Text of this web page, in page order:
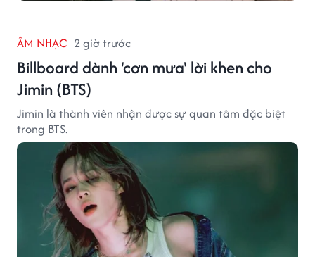
ÂM NHẠC 2 giờ trước
Billboard dành 'cơn mưa' lời khen cho
Jimin (BTS)
Jimin là thành viên nhận được sự quan tâm đặc biệt
trong BTS.